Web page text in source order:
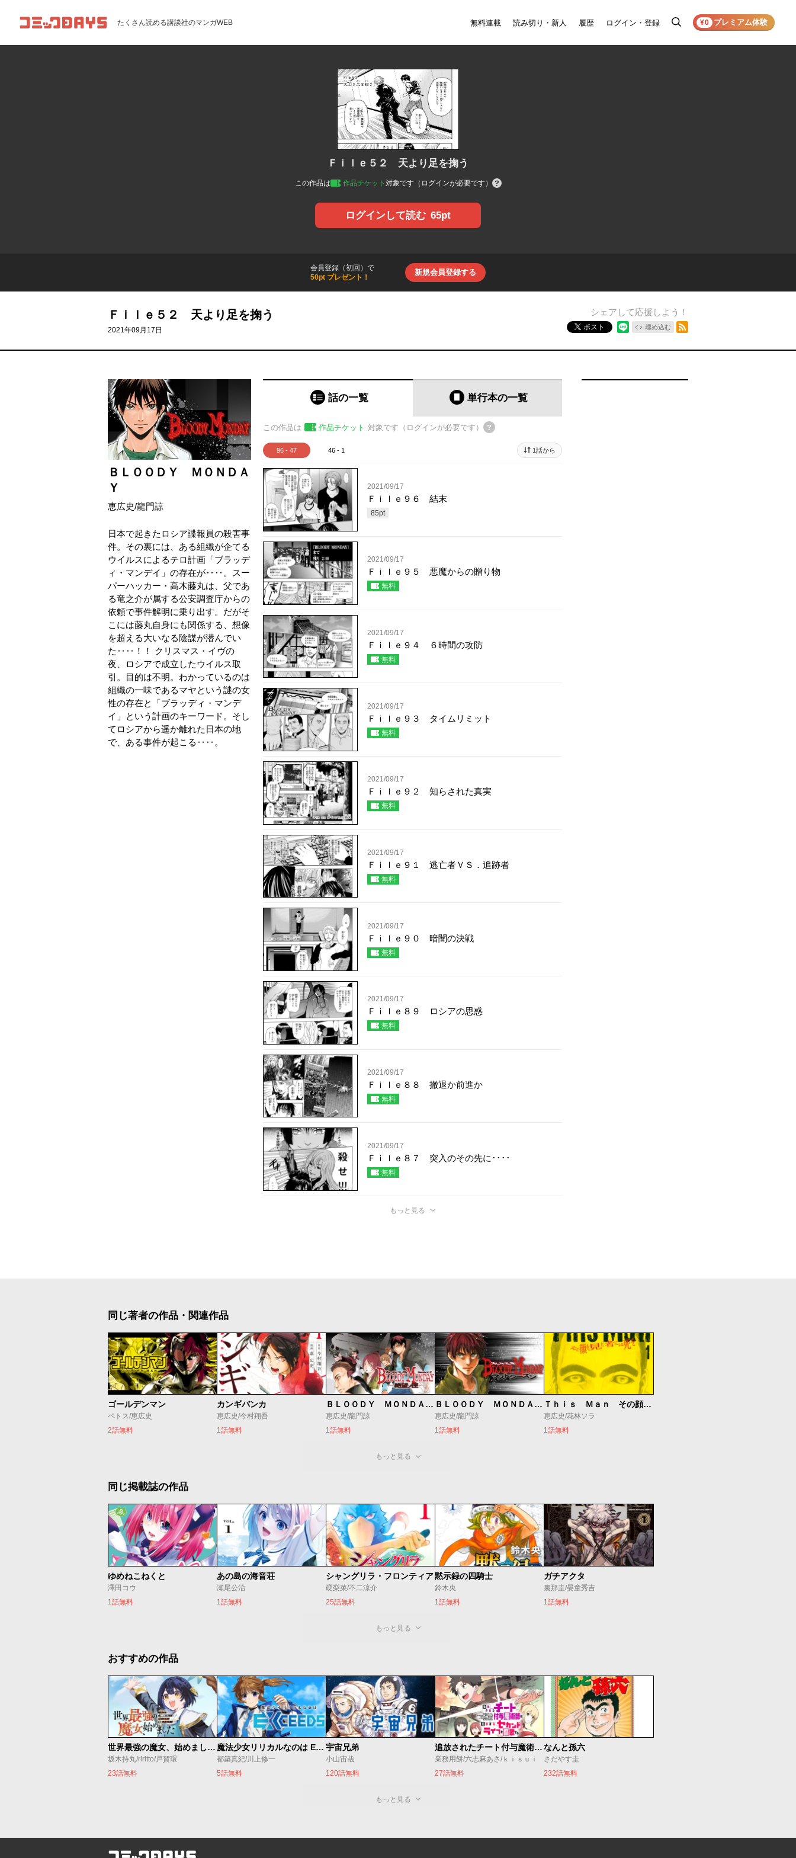
コミックDAYS たくさん読める講談社のマンガWEB 無料連載 読み切り・新人 履歴 ログイン・登録
検
¥0 プレミアム体験
Ｆｉｌｅ５２ 天より足を掬う
この作品は 作品チケット 対象です（ログインが必要です）
ログインして読む 65pt
会員登録（初回）で
50pt プレゼント！
新規会員登録する
Ｆｉｌｅ５２ 天より足を掬う
2021年09月17日
シェアして応援しよう！
ポスト 埋め込む
ＢＬＯＯＤＹ ＭＯＮＤＡ
Ｙ
恵広史/龍門諒
日本で起きたロシア諜報員の殺害事
件。その裏には、ある組織が企てる
ウイルスによるテロ計画「ブラッデ
ィ・マンデイ」の存在が‥‥。スー
パーハッカー・高木藤丸は、父であ
る竜之介が属する公安調査庁からの
依頼で事件解明に乗り出す。だがそ
こには藤丸自身にも関係する、想像
を超える大いなる陰謀が潜んでい
た‥‥！！ クリスマス・イヴの
夜、ロシアで成立したウイルス取
引。目的は不明。わかっているのは
組織の一味であるマヤという謎の女
性の存在と「ブラッディ・マンデ
イ」という計画のキーワード。そし
てロシアから遥か離れた日本の地
で、ある事件が起こる‥‥。
話の一覧 単行本の一覧
この作品は 作品チケット 対象です（ログインが必要です）
96 - 47 46 - 1 1話から
2021/09/17
Ｆｉｌｅ９６ 結末
85pt
2021/09/17
Ｆｉｌｅ９５ 悪魔からの贈り物
無料
2021/09/17
Ｆｉｌｅ９４ ６時間の攻防
無料
2021/09/17
Ｆｉｌｅ９３ タイムリミット
無料
2021/09/17
Ｆｉｌｅ９２ 知らされた真実
無料
2021/09/17
Ｆｉｌｅ９１ 逃亡者ＶＳ．追跡者
無料
2021/09/17
Ｆｉｌｅ９０ 暗闇の決戦
無料
2021/09/17
Ｆｉｌｅ８９ ロシアの思惑
無料
2021/09/17
Ｆｉｌｅ８８ 撤退か前進か
無料
2021/09/17
Ｆｉｌｅ８７ 突入のその先に････
無料
もっと見る
同じ著者の作品・関連作品
ゴールデンマン
ペトス/恵広史
2話無料
カンギバンカ
恵広史/今村翔吾
1話無料
ＢＬＯＯＤＹ ＭＯＮＤＡＹ Ｓｅａｓｏｎ２ 絶望ノ匣
恵広史/龍門諒
1話無料
ＢＬＯＯＤＹ ＭＯＮＤＡＹ ラストシーズン
恵広史/龍門諒
1話無料
Ｔｈｉｓ Ｍａｎ その顔を見た者には死を
恵広史/花林ソラ
1話無料
もっと見る
同じ掲載誌の作品
ゆめねこねくと
澤田コウ
1話無料
あの島の海音荘
瀬尾公治
1話無料
シャングリラ・フロンティア
硬梨菜/不二涼介
25話無料
黙示録の四騎士
鈴木央
1話無料
ガチアクタ
裏那圭/晏童秀吉
1話無料
もっと見る
おすすめの作品
世界最強の魔女、始めました ～私だけ『攻略サイト』を見れる世界で自由に生きます～
坂木持丸/riritto/戸賀環
23話無料
魔法少女リリカルなのは EXCEEDS
都築真紀/川上修一
5話無料
宇宙兄弟
小山宙哉
120話無料
追放されたチート付与魔術師は気ままなセカンドライフを謳歌する。 ～俺は武器だけじゃなく、あらゆるものに『強化ポイント』を付与できるし、俺の意思でいつでも効果を解除できるけど、残った人たち大丈夫？～
業務用餅/六志麻あさ/ｋｉｓｕｉ
27話無料
なんと孫六
さだやす圭
232話無料
もっと見る